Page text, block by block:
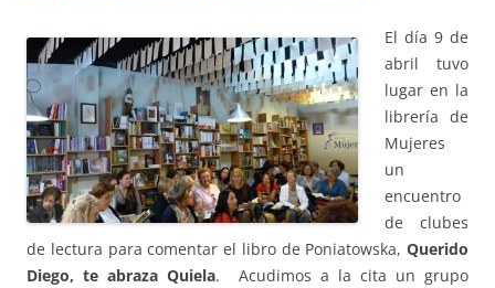
El día 9 de
abril tuvo
lugar en la
librería de
Mujeres
un
encuentro
de clubes
de lectura para comentar el libro de Poniatowska, Querido
Diego, te abraza Quiela. Acudimos a la cita un grupo